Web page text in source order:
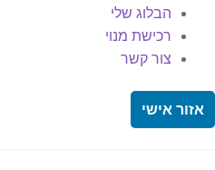
הבלוג שלי
רכישת מנוי
צור קשר
אזור אישי